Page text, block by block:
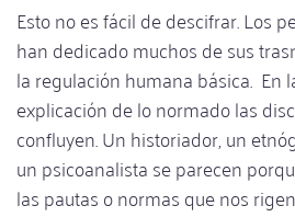
Esto no es fácil de descifrar. Los
han dedicado muchos de sus
la regulación humana básica. En
explicación de lo normado las
confluyen. Un historiador, un
un psicoanalista se parecen
las pautas o normas que nos